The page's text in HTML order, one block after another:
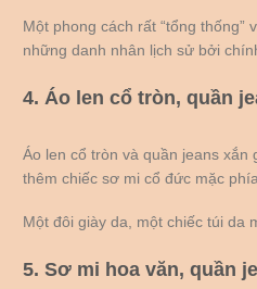
Một phong cách rất “tổng thống”
những danh nhân lịch sử bởi
4. Áo len cổ tròn, quần
Áo len cổ tròn và quần jeans
thêm chiếc sơ mi cổ đức mặc
Một đôi giày da, một chiếc túi da
5. Sơ mi hoa văn, quần